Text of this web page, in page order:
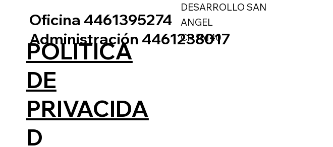
POLITICA
DE
PRIVACIDA
D
Oficina 4461395274
Administración 4461238017
DESARROLLO SAN
ANGEL
CP 76140